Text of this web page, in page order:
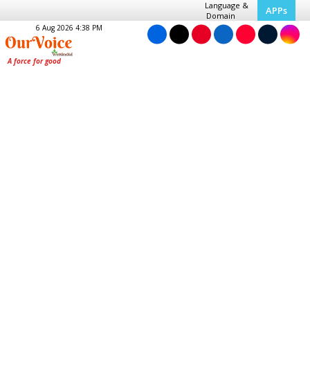
Language &
Domain
APPs
6 Aug 2026 4:38 PM